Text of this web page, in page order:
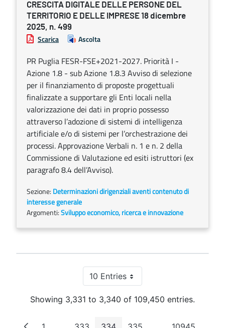
CRESCITA DIGITALE DELLE PERSONE DEL
TERRITORIO E DELLE IMPRESE 18 dicembre
2025, n. 499
Scarica Ascolta
PR Puglia FESR-FSE+2021-2027. Priorità I -
Azione 1.8 - sub Azione 1.8.3 Avviso di selezione
per il finanziamento di proposte progettuali
finalizzate a supportare gli Enti locali nella
valorizzazione dei dati in proprio possesso
attraverso l’adozione di sistemi di intelligenza
artificiale e/o di sistemi per l’orchestrazione dei
processi. Approvazione Verbali n. 1 e n. 2 della
Commissione di Valutazione ed esiti istruttori (ex
paragrafo 8.4 dell’Avviso).
Sezione: Determinazioni dirigenziali aventi contenuto di
interesse generale
Argomenti:Sviluppo economico, ricerca e innovazione
10 EntriesPer Page
Showing 3,331 to 3,340 of 109,450 entries.